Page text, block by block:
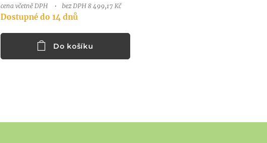
cena včetně DPH bez DPH 8 499,17 Kč
Dostupné do 14 dnů
Do košíku